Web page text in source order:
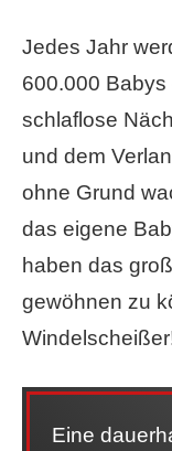
Jedes Jahr
600.000
schlaflose
und dem
ohne Grund
das eigene
haben das
gewöhnen zu
Eine